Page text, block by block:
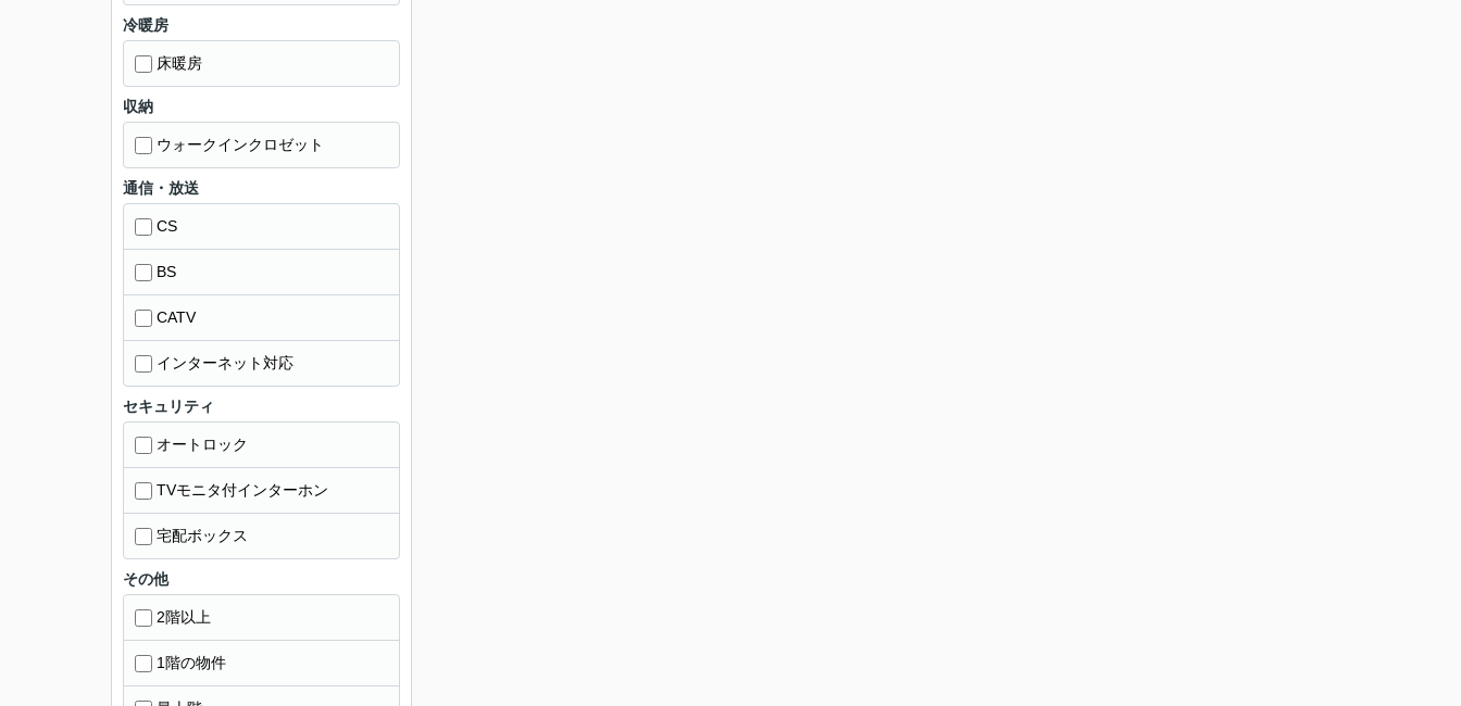
冷暖房
床暖房
収納
ウォークインクロゼット
通信・放送
CS
BS
CATV
インターネット対応
セキュリティ
オートロック
TVモニタ付インターホン
宅配ボックス
その他
2階以上
1階の物件